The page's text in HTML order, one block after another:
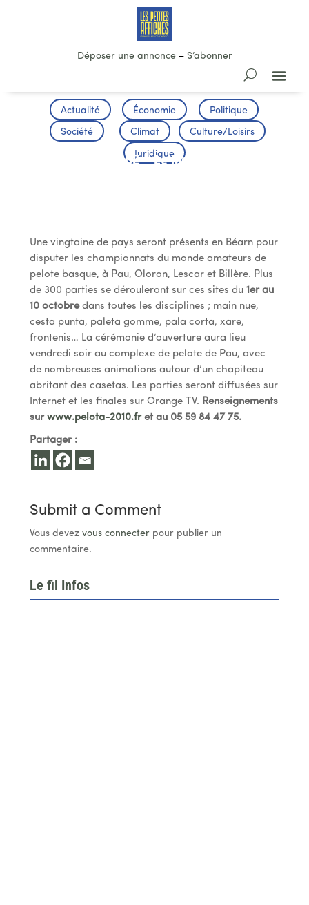
Déposer une annonce– S’abonner
Actualité Économie Politique
Société Climat Culture/Loisirs
Juridique
PELOTE BASQUE – Le Mondial ouvre
Une vingtaine de pays seront présents en Béarn pour
disputer les championnats du monde amateurs de
pelote basque, à Pau, Oloron, Lescar et Billère. Plus
de 300 parties se dérouleront sur ces sites du 1er au
10 octobredans toutes les disciplines ; main nue,
cesta punta, paleta gomme, pala corta, xare,
frontenis… La cérémonie d’ouverture aura lieu
vendredi soir au complexe de pelote de Pau, avec
de nombreuses animations autour d’un chapiteau
abritant des casetas. Les parties seront diffusées sur
Internet et les finales sur Orange TV. Renseignements
sur www.pelota-2010.fret au 05 59 84 47 75.
Partager :
Submit a Comment
Vous devez vous connecterpour publier un
commentaire.
Le fil Infos